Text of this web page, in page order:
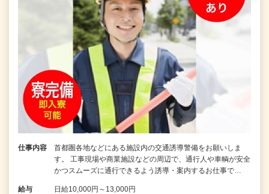
仕事内容
首都圏各地などにある施設内の交通誘導警備をお願いしま
す。 工事現場や商業施設などの周辺で、通行人や車輌が安全
かつスムーズに通行できるよう誘導・案内するお仕事で…
給与 日給10,000円～13,000円